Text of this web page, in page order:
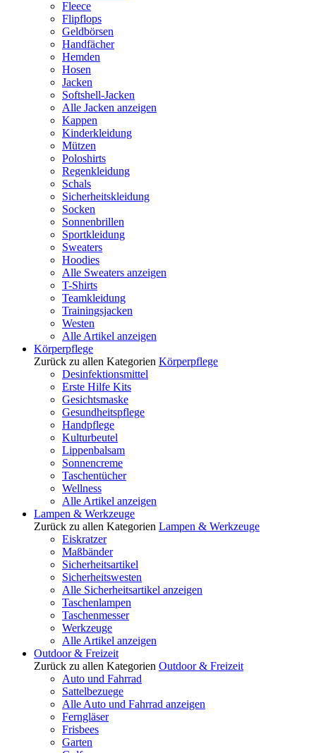
Fleece
Flipflops
Geldbörsen
Handfächer
Hemden
Hosen
Jacken
Softshell-Jacken
Alle Jacken anzeigen
Kappen
Kinderkleidung
Mützen
Poloshirts
Regenkleidung
Schals
Sicherheitskleidung
Socken
Sonnenbrillen
Sportkleidung
Sweaters
Hoodies
Alle Sweaters anzeigen
T-Shirts
Teamkleidung
Trainingsjacken
Westen
Alle Artikel anzeigen
Körperpflege
Zurück zu allen Kategorien Körperpflege
Desinfektionsmittel
Erste Hilfe Kits
Gesichtsmaske
Gesundheitspflege
Handpflege
Kulturbeutel
Lippenbalsam
Sonnencreme
Taschentücher
Wellness
Alle Artikel anzeigen
Lampen & Werkzeuge
Zurück zu allen Kategorien Lampen & Werkzeuge
Eiskratzer
Maßbänder
Sicherheitsartikel
Sicherheitswesten
Alle Sicherheitsartikel anzeigen
Taschenlampen
Taschenmesser
Werkzeuge
Alle Artikel anzeigen
Outdoor & Freizeit
Zurück zu allen Kategorien Outdoor & Freizeit
Auto und Fahrrad
Sattelbezuege
Alle Auto und Fahrrad anzeigen
Ferngläser
Frisbees
Garten